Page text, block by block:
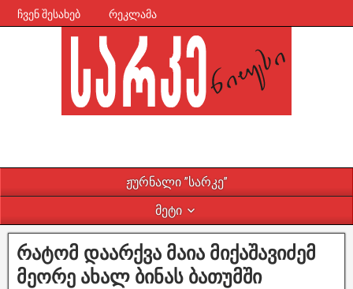
ჩვენ შესახებ რეკლამა
ჟურნალი ”სარკე”
მეტი
რატომ დაარქვა მაია მიქაშავიძემ
მეორე ახალ ბინას ბათუმში